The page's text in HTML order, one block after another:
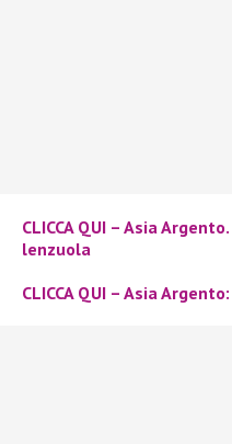
CLICCA QUI – Asia
lenzuola
CLICCA QUI – Asia